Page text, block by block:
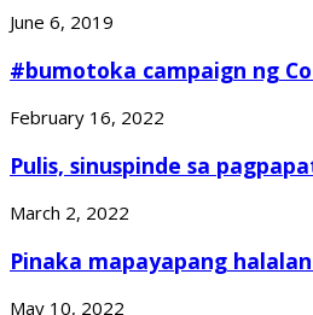
June 6, 2019
#bumotoka campaign ng
February 16, 2022
Pulis, sinuspinde sa
March 2, 2022
Pinaka mapayapang
May 10, 2022